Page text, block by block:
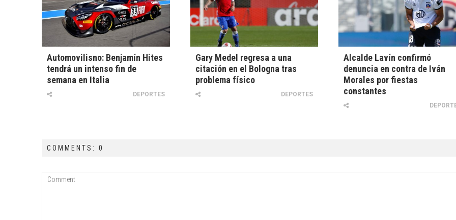
Automovilisno: Benjamín Hites
tendrá un intenso fin de
semana en Italia
DEPORTES
Gary Medel regresa a una
citación en el Bologna tras
problema físico
DEPORTES
Alcalde Lavín confirmó
denuncia en contra de Iván
Morales por fiestas
constantes
COMMENTS: 0